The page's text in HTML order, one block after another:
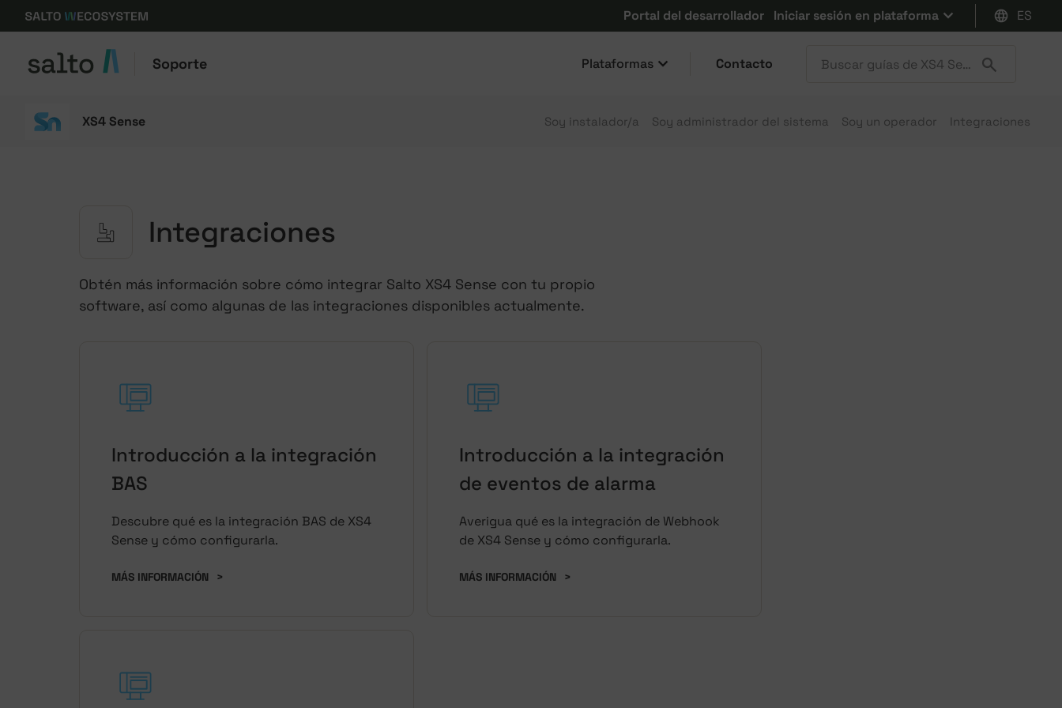
Portal del desarrollador Iniciar sesión en plataforma ES
Soporte Plataformas Contacto
XS4 Sense Soy instalador/a Soy administrador del sistema Soy un operador Integraciones
Integraciones
Obtén más información sobre cómo integrar Salto XS4 Sense con tu propio
software, así como algunas de las integraciones disponibles actualmente.
Introducción a la integración
BAS
Descubre qué es la integración BAS de XS4
Sense y cómo configurarla.
MÁS INFORMACIÓN >
Introducción a la integración
de eventos de alarma
Averigua qué es la integración de Webhook
de XS4 Sense y cómo configurarla.
MÁS INFORMACIÓN >